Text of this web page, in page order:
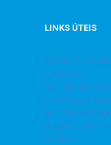
LINKS ÚTEIS
Admissão de
Contatos
Emissão de
Horário de
Inclusão de
Modelos de
Notícias